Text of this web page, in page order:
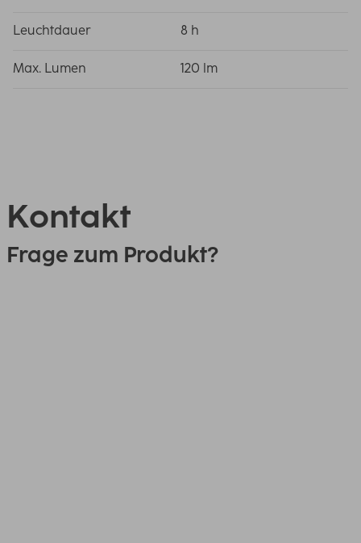
Leuchtdauer 8 h
Max. Lumen 120 lm
Kontakt
Frage zum Produkt?